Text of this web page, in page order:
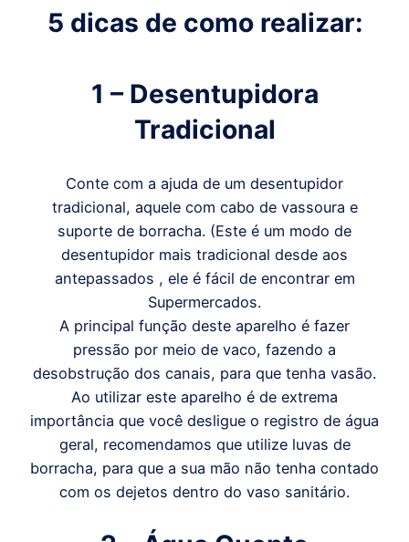
5 dicas de como realizar:
1 – Desentupidora
Tradicional
Conte com a ajuda de um desentupidor
tradicional, aquele com cabo de vassoura e
suporte de borracha. (Este é um modo de
desentupidor mais tradicional desde aos
antepassados , ele é fácil de encontrar em
Supermercados.
A principal função deste aparelho é fazer
pressão por meio de vaco, fazendo a
desobstrução dos canais, para que tenha vasão.
Ao utilizar este aparelho é de extrema
importância que você desligue o registro de água
geral, recomendamos que utilize luvas de
borracha, para que a sua mão não tenha contado
com os dejetos dentro do vaso sanitário.